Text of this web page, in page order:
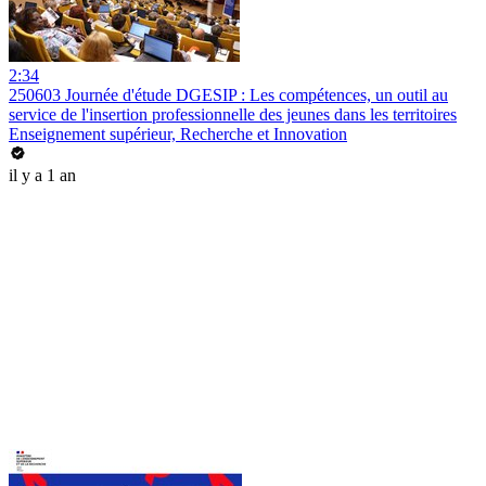
2:34
250603 Journée d'étude DGESIP : Les compétences, un outil au
service de l'insertion professionnelle des jeunes dans les territoires
Enseignement supérieur, Recherche et Innovation
il y a 1 an